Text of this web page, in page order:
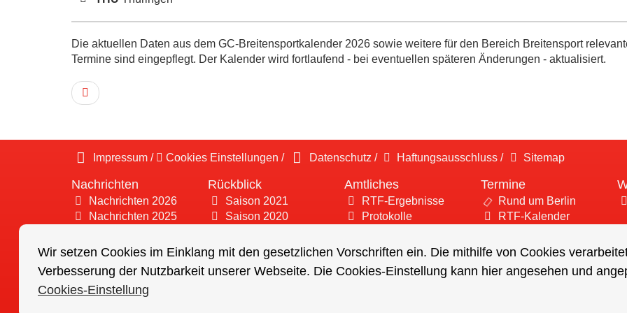
Wir setzen Cookies im Einklang mit den gesetzlichen Vorschriften ein. Die mithilfe von Cookies
Verbesserung der Nutzbarkeit unserer Webseite. Die Cookies-Einstellung kann hier angesehen und
Cookies-Einstellung
Die aktuellen Daten aus dem GC-Breitensportkalender 2026 sowie weitere für den Bereich Breitensport
Termine sind eingepflegt. Der Kalender wird fortlaufend - bei eventuellen späteren Änderungen - aktualisiert.
Impressum / Cookies Einstellungen / Datenschutz / Haftungsausschluss / Sitemap
Nachrichten
Nachrichten 2026
Nachrichten 2025
Nachrichten 2023
Nachrichten 2021
Rückblick
Saison 2021
Saison 2020
Saison 2018
Saison 2017
Saison 2016
Amtliches
RTF-Ergebnisse
Protokolle
Termine
Rund um Berlin
RTF-Kalender